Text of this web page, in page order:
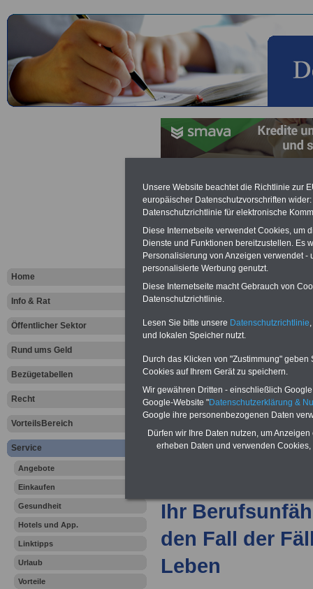
Home
Info & Rat
Öffentlicher Sektor
Rund ums Geld
Bezügetabellen
Recht
VorteilsBereich
Service
Angebote
Einkaufen
Gesundheit
Hotels und App.
Linktipps
Urlaub
Vorteile
Service
aktive und
& Beamte
Vorteile für den
Vergleichen und sparen:
Berufsunfähigkeitsabsicherung
Krankenzusatzversicherung
Online-Vergleich Gesetzliche
Krankenkassen-
Ihr
den Fall der
Leben
Unsere Website beachtet die Richtlinie zur
europäischer Datenschutzvorschriften
Datenschutzrichtlinie für elektronische
Diese Internetseite verwendet Cookies, um
Dienste und Funktionen bereitzustellen. Es
Personalisierung von Anzeigen verwendet
personalisierte Werbung genutzt.
Diese Internetseite macht Gebrauch von
Datenschutzrichtlinie.
Lesen Sie bitte unsere Datenschutzrichtlinie
und lokalen Speicher nutzt.
Durch das Klicken von "Zustimmung"
Cookies auf Ihrem Gerät zu speichern.
Wir gewähren Dritten - einschließlich
Google-Website "Datenschutzerklärung &
Google ihre personenbezogenen Daten
Dürfen wir Ihre Daten nutzen, um
erheben Daten und verwenden